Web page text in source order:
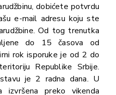
dobićete potvrdu
e-mail adresu koju ste
Od tog trenutka
do 15 časova od
rok isporuke je od 2 do
Republike Srbije.
je 2 radna dana. U
izvršena preko vikenda